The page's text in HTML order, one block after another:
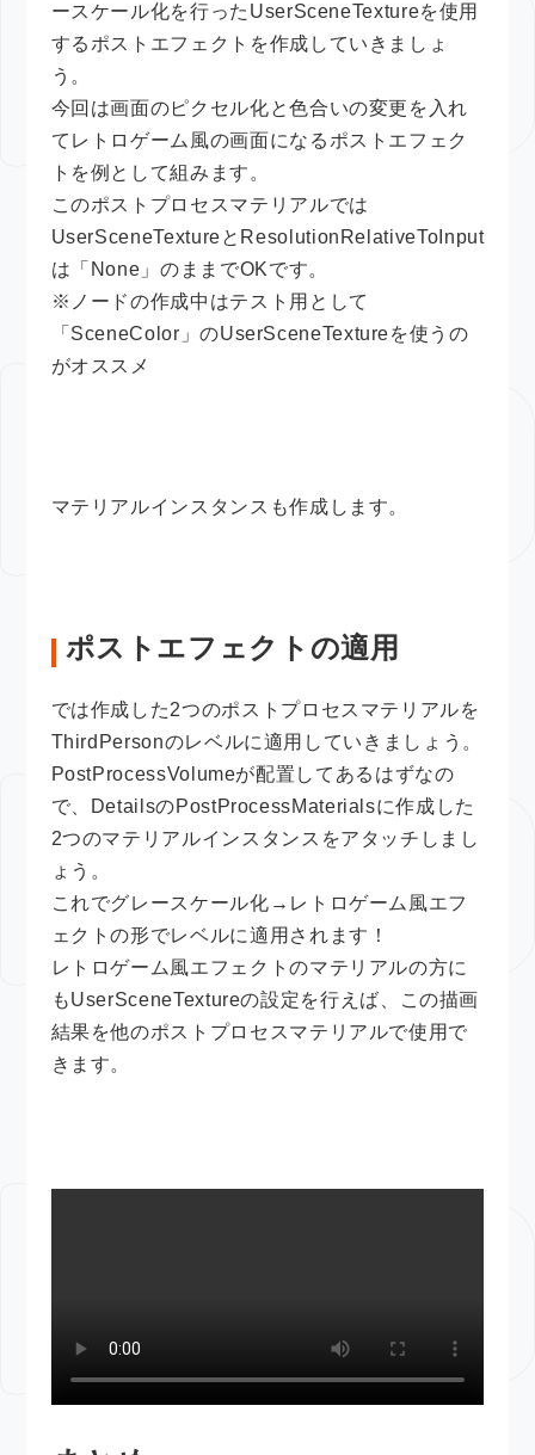
ースケール化を行ったUserSceneTextureを使用
するポストエフェクトを作成していきましょ
う。
今回は画面のピクセル化と色合いの変更を入れ
てレトロゲーム風の画面になるポストエフェク
トを例として組みます。
このポストプロセスマテリアルでは
UserSceneTextureとResolutionRelativeToInput
は「None」のままでOKです。
※ノードの作成中はテスト用として
「SceneColor」のUserSceneTextureを使うの
がオススメ
マテリアルインスタンスも作成します。
ポストエフェクトの適用
では作成した2つのポストプロセスマテリアルを
ThirdPersonのレベルに適用していきましょう。
PostProcessVolumeが配置してあるはずなの
で、DetailsのPostProcessMaterialsに作成した
2つのマテリアルインスタンスをアタッチしまし
ょう。
これでグレースケール化→レトロゲーム風エフ
ェクトの形でレベルに適用されます！
レトロゲーム風エフェクトのマテリアルの方に
もUserSceneTextureの設定を行えば、この描画
結果を他のポストプロセスマテリアルで使用で
きます。